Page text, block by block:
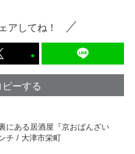
アしてね！
ーする
にある居酒屋『京おばんざい
チ / 大津市栄町